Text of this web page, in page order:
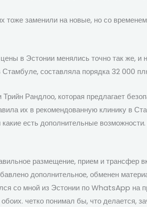
тоже заменили на новые, но со
в Эстонии менялись точно так же,
составляла порядка 32 000
Рандлоо, которая предлагает
их в рекомендованную клинику в
есть дополнительные
размещение, прием и трансфер
дополнительное, обменен
со мной из Эстонии по WhatsApp на
четко понимал бы, что делается,